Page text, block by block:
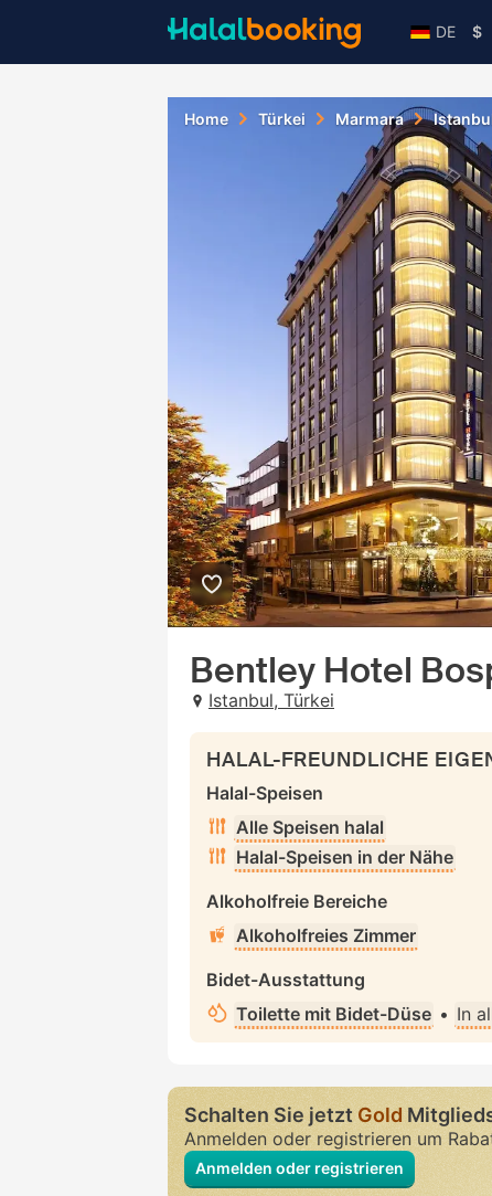
DE $
Home Türkei Marmara
Bentley Hotel
Istanbul, Türkei
HALAL-FREUNDLICHE
Halal-Speisen
Alle Speisen halal
Halal-Speisen in der Nähe
Alkoholfreie Bereiche
Alkoholfreies Zimmer
Bidet-Ausstattung
Toilette mit Bidet-Düse • In
Schalten Sie jetztGold
Anmelden oder registrieren um
Anmelden oder registrieren